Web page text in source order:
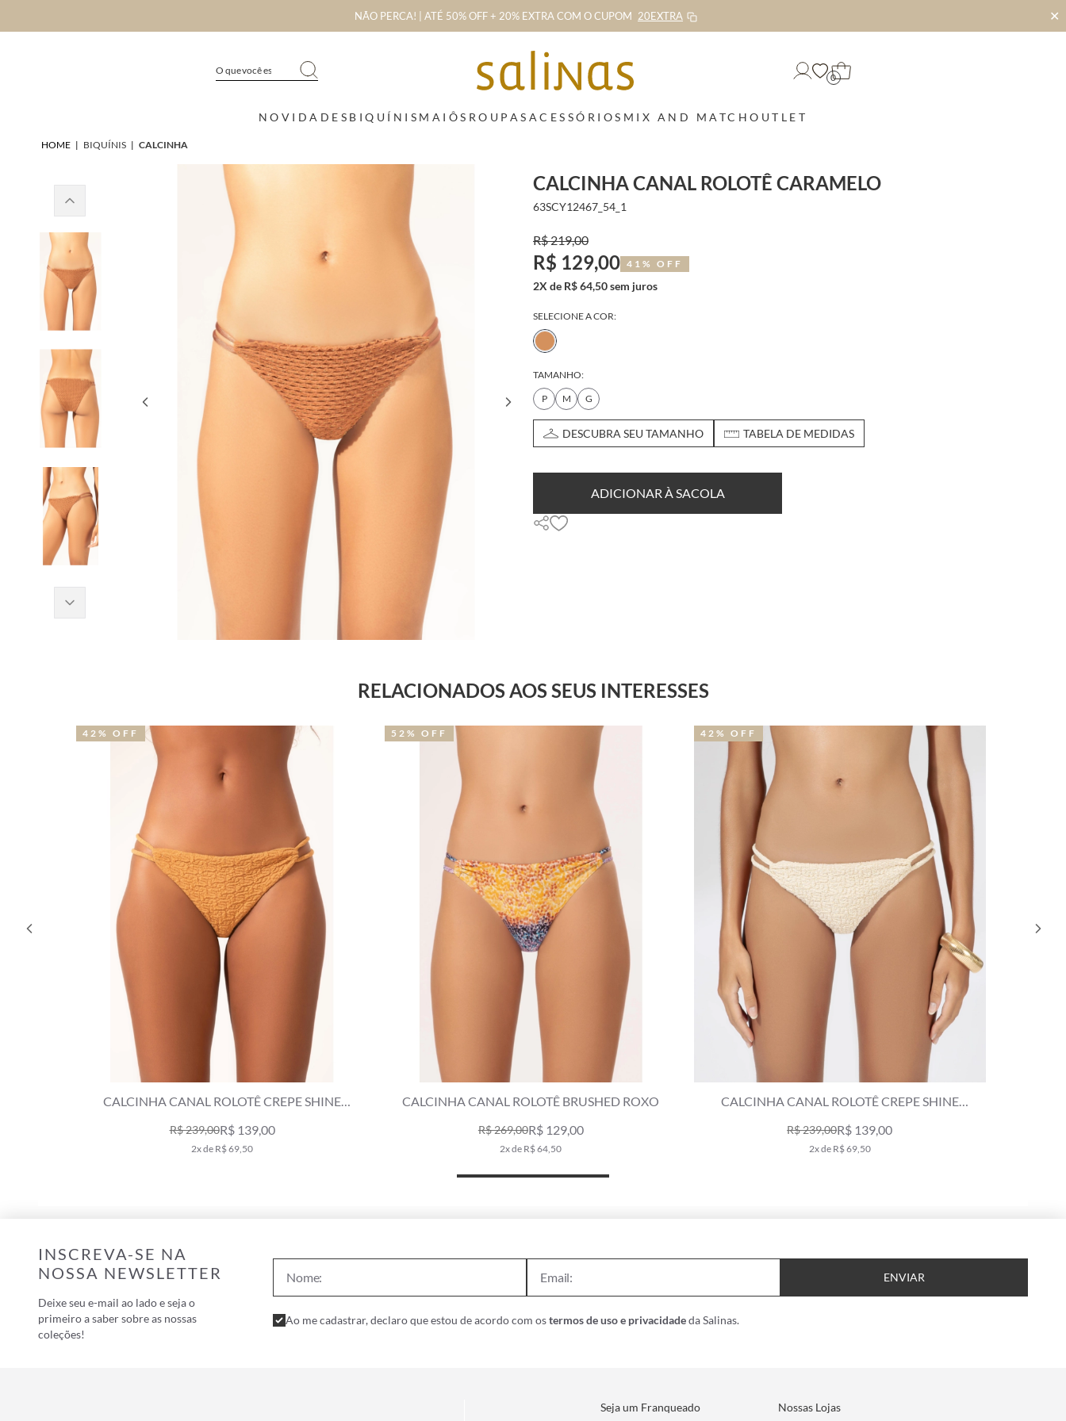
NÃO PERCA! | ATÉ 50% OFF + 20% EXTRA COM O CUPOM 20EXTRA ✕
0
NOVIDADES BIQUÍNIS MAIÔS ROUPAS ACESSÓRIOS MIX AND MATCHOUTLET
HOME | BIQUÍNIS | CALCINHA
CALCINHA CANAL ROLOTÊ CARAMELO
63SCY12467_54_1
R$ 219,00
R$ 129,00 41% OFF
2X de R$ 64,50 sem juros
SELECIONE A COR:
TAMANHO:
P
M G
DESCUBRA SEU TAMANHO TABELA DE MEDIDAS
ADICIONAR À SACOLA
RELACIONADOS AOS SEUS INTERESSES
CALCINHA CANAL ROLOTÊ BRUSHED ROXO
R$ 269,00R$ 129,00
2x de R$ 64,50
52% OFF
CALCINHA CANAL ROLOTÊ CREPE SHINE
R$ 239,00R$ 139,00
2x de R$ 69,50
42% OFF
CALCINHA CANAL ROLOTÊ CREPE SHINE ROSÊ
R$ 259,00
5x de R$ 51,80
NOVIDADE
INSCREVA-SE NA
NOSSA NEWSLETTER
Deixe seu e-mail ao lado e seja o
primeiro a saber sobre as nossas
coleções!
ENVIAR
Ao me cadastrar, declaro que estou de acordo com ostermos de uso e privacidadeda Salinas.
Seja um Franqueado Nossas Lojas